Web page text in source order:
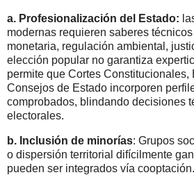
a. Profesionalización del Estado:
modernas requieren saberes
monetaria, regulación ambiental,
elección popular no garantiza
permite que Cortes Constitucionales,
Consejos de Estado incorporen
comprobados, blindando decisiones
electorales.
b. Inclusión de minorías: Grupos
o dispersión territorial difícilmente
pueden ser integrados vía